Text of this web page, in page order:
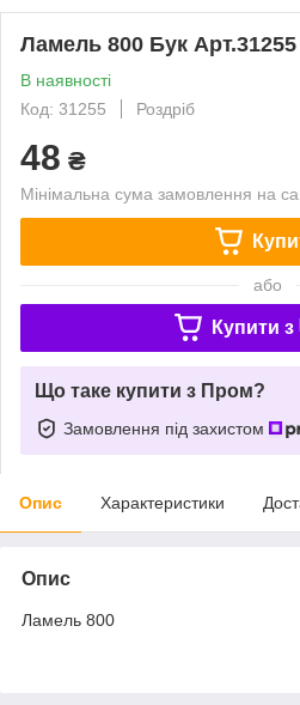
Ламель 800 Бук Арт.31255
В наявності
Код: 31255
Роздріб
48 ₴
Мінімальна сума замовлення на
або
Купити з
Що таке купити з Пром?
Замовлення під захистом
Опис Характеристики
Опис
Ламель 800